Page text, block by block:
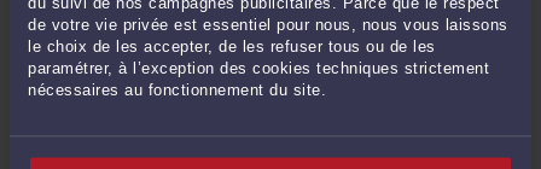
de votre vie privée est essentiel pour nous, nous vous laissons
le choix de les accepter, de les refuser tous ou de les
paramétrer, à l’exception des cookies techniques strictement
nécessaires au fonctionnement du site.
L'URSSAF réclame le redressement judiciaire d'une entreprise sur un passif
de 535 303 €. Le passif réellement exigible n'est que de 36 333 €. -Le 15 juil.
2026 à 14:48